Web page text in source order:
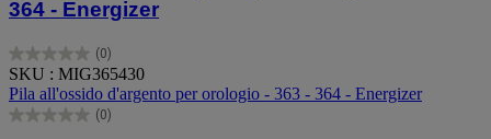
364 - Energizer
(0)
0.0
su
5
stelle.
SKU : MIG365430
Pila all'ossido d'argento per orologio - 363 - 364 - Energizer
(0)
0.0